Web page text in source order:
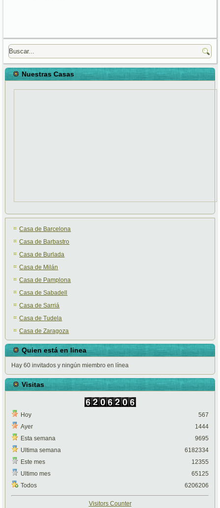
Nuestras Casas
Casa de Barcelona
Casa de Barbastro
Casa de Burlada
Casa de Milán
Casa de Pamplona
Casa de Sabadell
Casa de Sarriá
Casa de Tudela
Casa de Zaragoza
Quien está en linea
Hay 60 invitados y ningún miembro en línea
Visitas
Hoy
Ayer
Esta semana
Ultima semana
Este mes
Ultimo mes
Todos
567
1444
9695
6182334
12355
65125
6206206
Visitors Counter